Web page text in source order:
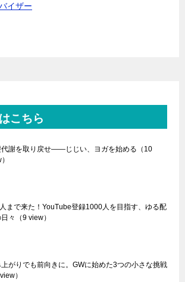
イザー
こちら
代謝を取り戻せ――じじい、ヨガを始める （10
まで来た！YouTube登録1000人を目指す、ゆる配
々
（9 view）
がりでも前向きに。GWに始めた3つの小さな挑戦
）